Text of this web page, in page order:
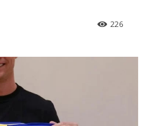
226